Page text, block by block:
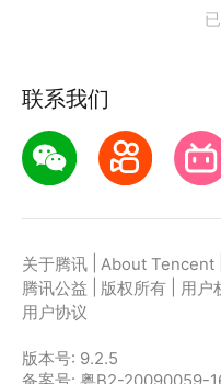
了，不用像以
联系我们
关于腾讯 About Tencent
腾讯公益
版权所有 用户
用户协议
版本号: 9.2.5